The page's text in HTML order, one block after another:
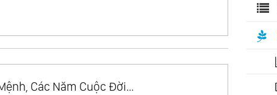
Các Năm Cuộc Đời...